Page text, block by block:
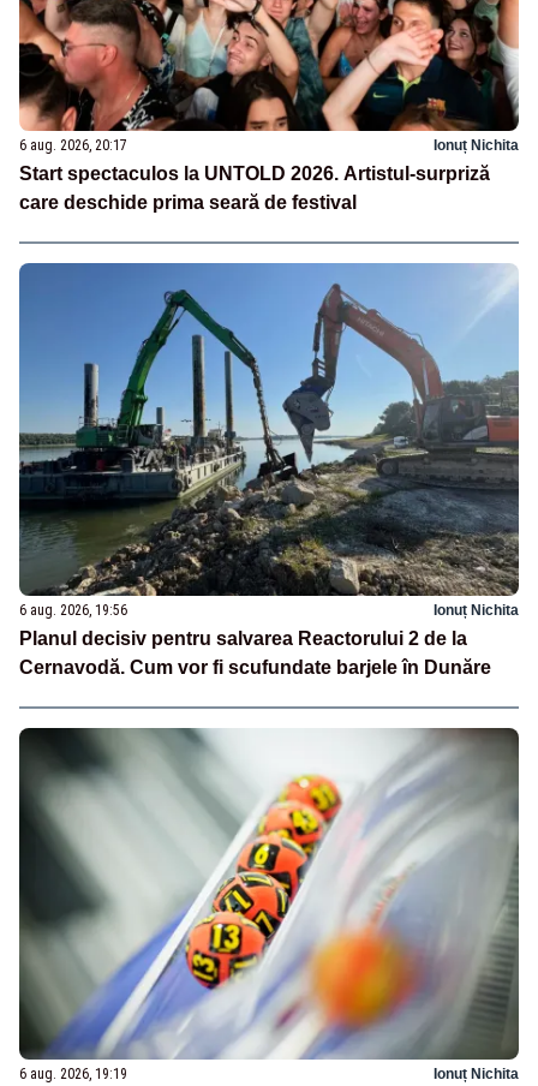
6 aug. 2026, 20:17 Ionuț Nichita
Start spectaculos la UNTOLD 2026. Artistul-surpriză
care deschide prima seară de festival
6 aug. 2026, 19:56 Ionuț Nichita
Planul decisiv pentru salvarea Reactorului 2 de la
Cernavodă. Cum vor fi scufundate barjele în Dunăre
6 aug. 2026, 19:19 Ionuț Nichita